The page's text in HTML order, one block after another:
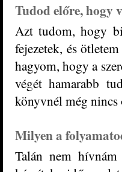
Tudod előre, hogy
Azt tudom, hogy
fejezetek, és
hagyom, hogy a
végét hamarabb
könyvnél még
Milyen a
Talán nem